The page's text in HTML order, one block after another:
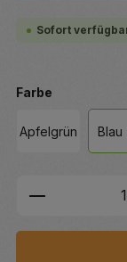
Sofort
Farbeauswählen
Apfelgrün Blau
Produkt